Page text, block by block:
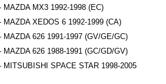
MX3 1992-1998 (EC)
XEDOS 6 1992-1999 (CA)
626 1991-1997 (GV/GE/GC)
626 1988-1991 (GC/GD/GV)
MITSUBISHI SPACE STAR 1998-2005